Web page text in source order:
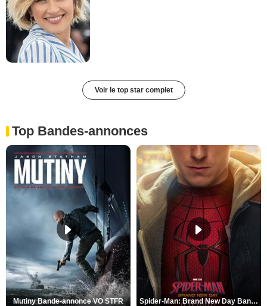
Voir le top star complet
Top Bandes-annonces
Mutiny Bande-annonce VO STFR Spider-Man: Brand New Day Bande-annonce VO STFR